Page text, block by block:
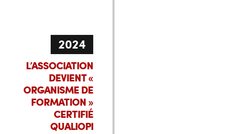
2024
L’ASSOCIATION
DEVIENT «
ORGANISME DE
FORMATION »
CERTIFIÉ
QUALIOPI